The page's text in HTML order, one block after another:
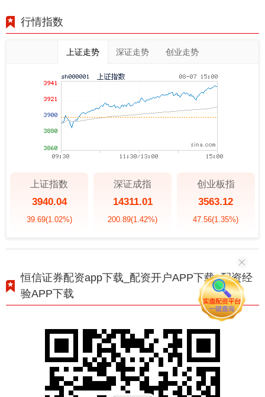
行情指数
上证走势 深证走势 创业走势
上证指数
3940.04
39.69(1.02%)
深证成指
14311.01
200.89(1.42%)
创业板指
3563.12
47.56(1.35%)
恒信证券配资app下载_配资开户APP下载_配资经
验APP下载